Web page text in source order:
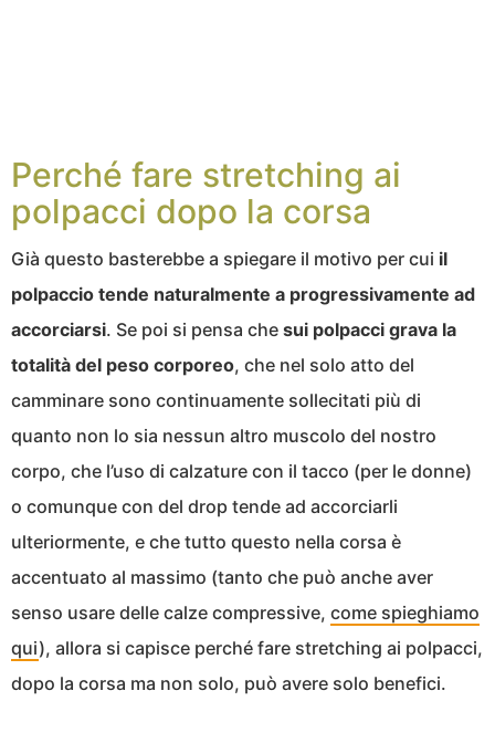
Perché fare stretching ai
polpacci dopo la corsa
Già questo basterebbe a spiegare il motivo per cui il
polpaccio tende naturalmente a progressivamente ad
accorciarsi. Se poi si pensa che sui polpacci grava la
totalità del peso corporeo, che nel solo atto del
camminare sono continuamente sollecitati più di
quanto non lo sia nessun altro muscolo del nostro
corpo, che l’uso di calzature con il tacco (per le donne)
o comunque con del drop tende ad accorciarli
ulteriormente, e che tutto questo nella corsa è
accentuato al massimo (tanto che può anche aver
senso usare delle calze compressive, come spieghiamo
qui), allora si capisce perché fare stretching ai polpacci,
dopo la corsa ma non solo, può avere solo benefici.